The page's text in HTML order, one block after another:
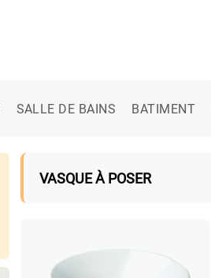
SALLE DE BAINS BATIMENT
VASQUE À POSER